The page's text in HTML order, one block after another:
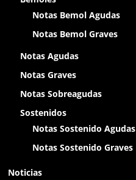
Anónimo138400
olap
Anónimo138400
olaaa
Notas Bemol Agudas
Notas Bemol Graves
Notas Agudas
Notas Graves
Notas Sobreagudas
Sostenidos
Notas Sostenido Agudas
Notas Sostenido Graves
Noticias